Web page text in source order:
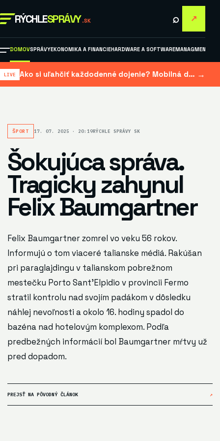
RÝCHLESPRÁVY .SK ⌕ ↗
DOMOVSPRÁVYEKONOMIKA A FINANCIEHARDWARE A SOFTWAREMANAGMENT A
Ako si uľahčiť každodenné dojenie? Mobilná dojačka šetrí čas aj námahu →
ŠPORT 17. 07. 2025 · 20:19RÝCHLE SPRÁVY SK
Šokujúca správa.
Tragicky zahynul
Felix Baumgartner
Felix Baumgartner zomrel vo veku 56 rokov.
Informujú o tom viaceré talianske médiá. Rakúšan
pri paraglajdingu v talianskom pobrežnom
mestečku Porto Sant'Elpidio v provincii Fermo
stratil kontrolu nad svojím padákom v dôsledku
náhlej nevoľnosti a okolo 16. hodiny spadol do
bazéna nad hotelovým komplexom. Podľa
predbežných informácií bol Baumgartner mŕtvy už
pred dopadom.
PREJSŤ NA PÔVODNÝ ČLÁNOK ↗